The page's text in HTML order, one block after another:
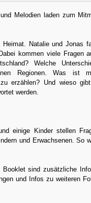
Melodien laden zum
Natalie und Jonas
kommen viele Fragen
Welche
Regionen. Was ist
erzählen? Und wieso
werden.
einige Kinder stellen
und Erwachsenen. So
sind zusätzliche
und Infos zu weiteren